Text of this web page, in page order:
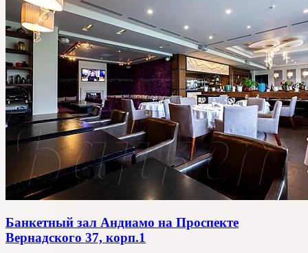
Банкетный зал Андиамо на Проспекте
Вернадского 37, корп.1